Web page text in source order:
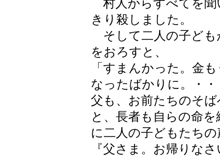
村人からすべてを聞
きり殺しました。
そして二人の子ども
をおろすと、
「すまんかった。金
なったばかりに。・
父も、お前たちのそ
と、長者も自らの命
に二人の子どもたち
『父さま。お帰りな